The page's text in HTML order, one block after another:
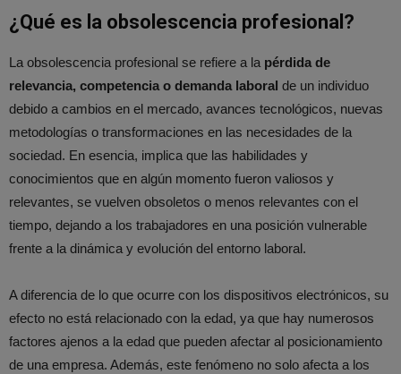
¿Qué es la obsolescencia profesional?
La obsolescencia profesional se refiere a la pérdida de
relevancia, competencia o demanda laboral de un individuo
debido a cambios en el mercado, avances tecnológicos, nuevas
metodologías o transformaciones en las necesidades de la
sociedad. En esencia, implica que las habilidades y
conocimientos que en algún momento fueron valiosos y
relevantes, se vuelven obsoletos o menos relevantes con el
tiempo, dejando a los trabajadores en una posición vulnerable
frente a la dinámica y evolución del entorno laboral.
A diferencia de lo que ocurre con los dispositivos electrónicos, su
efecto no está relacionado con la edad, ya que hay numerosos
factores ajenos a la edad que pueden afectar al posicionamiento
de una empresa. Además, este fenómeno no solo afecta a los